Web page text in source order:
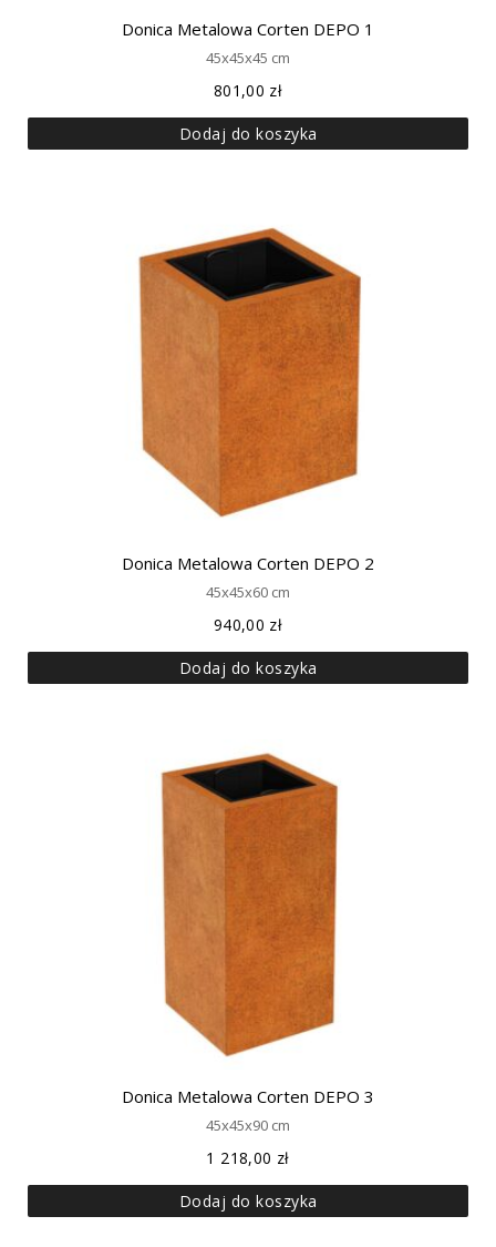
Donica Metalowa Corten DEPO 1
45x45x45 cm
801,00 zł
Dodaj do koszyka
Donica Metalowa Corten DEPO 2
45x45x60 cm
940,00 zł
Dodaj do koszyka
Donica Metalowa Corten DEPO 3
45x45x90 cm
1 218,00 zł
Dodaj do koszyka